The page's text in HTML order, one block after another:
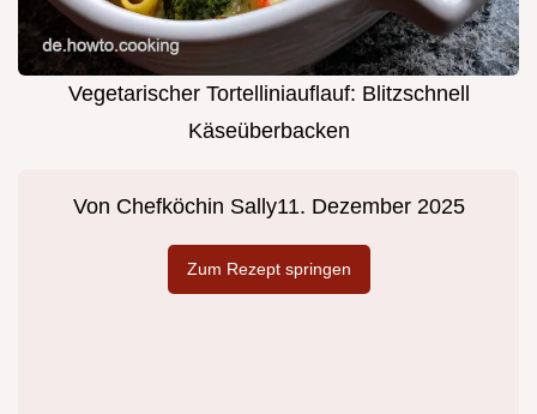
Vegetarischer Tortelliniauflauf: Blitzschnell
Käseüberbacken
Von Chefköchin Sally11. Dezember 2025
Zum Rezept springen